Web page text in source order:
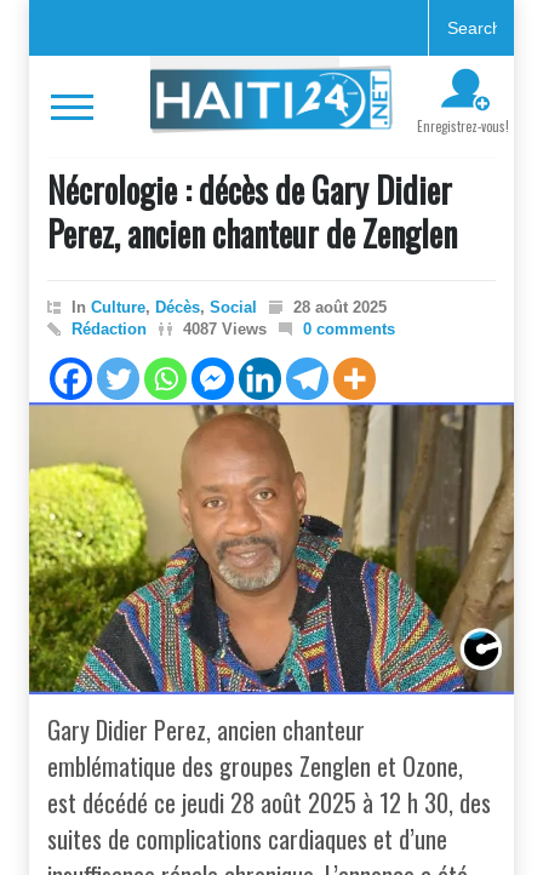
Enregistrez-vous!
Nécrologie : décès de Gary Didier
Perez, ancien chanteur de Zenglen
In Culture, Décès, Social
28 août 2025
Rédaction
4087 Views 0 comments
Gary Didier Perez, ancien chanteur
emblématique des groupes Zenglen et Ozone,
est décédé ce jeudi 28 août 2025 à 12 h 30, des
suites de complications cardiaques et d’une